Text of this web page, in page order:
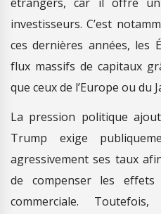
étrangers, car il offre
investisseurs. C’est
ces dernières années, les
flux massifs de capitaux
que ceux de l’Europe ou du
La pression politique
Trump exige
agressivement ses taux
de compenser les
commerciale.